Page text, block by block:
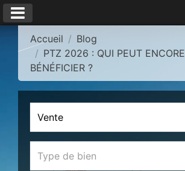
Accueil
Blog
PTZ 2026 : QUI PEUT
BÉNÉFICIER ?
Vente
Type de bien